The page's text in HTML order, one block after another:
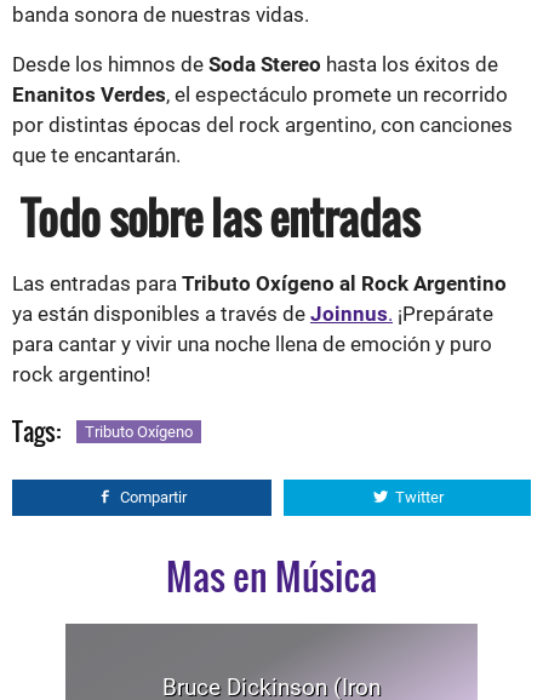
banda sonora de nuestras vidas.
Desde los himnos de Soda Stereo hasta los éxitos de
Enanitos Verdes, el espectáculo promete un recorrido
por distintas épocas del rock argentino, con canciones
que te encantarán.
Todo sobre las entradas
Las entradas para Tributo Oxígeno al Rock Argentino
ya están disponibles a través de Joinnus. ¡Prepárate
para cantar y vivir una noche llena de emoción y puro
rock argentino!
Tags: Tributo Oxígeno
Compartir Twitter
Mas en Música
Bruce Dickinson (Iron